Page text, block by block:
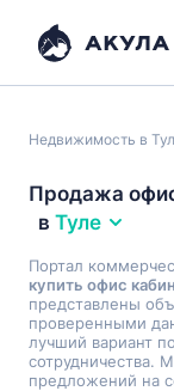
Недвижимость в
Продажа
в Туле
Портал
купить офис
представлены
проверенными
лучший вариант
сотрудничества.
предложений на